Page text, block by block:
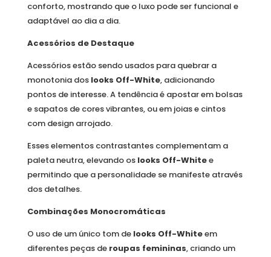
conforto, mostrando que o luxo pode ser funcional e
adaptável ao dia a dia.
Acessórios de Destaque
Acessórios estão sendo usados para quebrar a
monotonia dos looks Off-White, adicionando
pontos de interesse. A tendência é apostar em bolsas
e sapatos de cores vibrantes, ou em joias e cintos
com design arrojado.
Esses elementos contrastantes complementam a
paleta neutra, elevando os looks Off-Whitee
permitindo que a personalidade se manifeste através
dos detalhes.
Combinações Monocromáticas
O uso de um único tom de looks Off-Whiteem
diferentes peças de roupas femininas, criando um